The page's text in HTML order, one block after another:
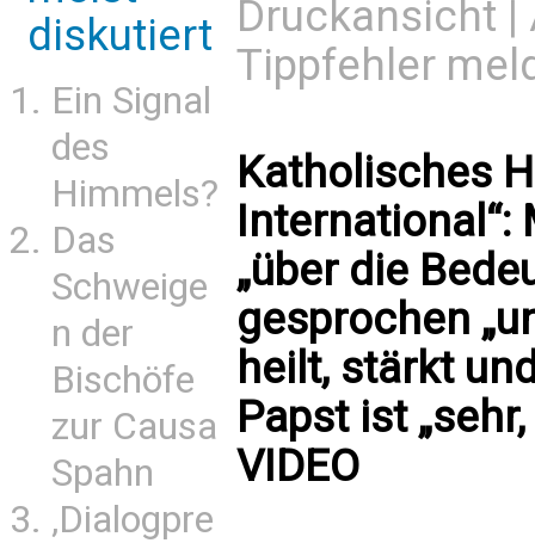
diskutiert
Ein Signal
des
Himmels?
Das
Schweige
n der
Bischöfe
zur Causa
Spahn
‚Dialogpre
Druckansicht |
Tippfehler
Katholisches
International“:
„über die
gesprochen
heilt, stärkt
Papst ist
VIDEO